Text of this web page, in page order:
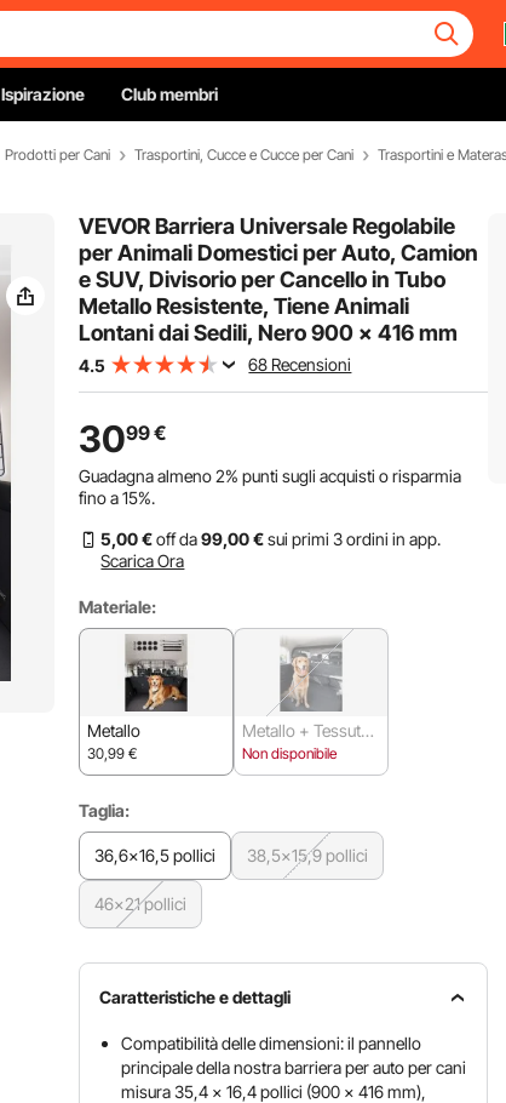
Ispirazione Club membri
Prodotti per Cani Trasportini, Cucce e Cucce per Cani
VEVOR Barriera Universale Regolabile
per Animali Domestici per Auto, Camion
e SUV, Divisorio per Cancello in Tubo
Metallo Resistente, Tiene Animali
Lontani dai Sedili, Nero 900 x 416 mm
4.5 68 Recensioni
3099€
Guadagna almeno2% punti sugli acquisti o risparmia
fino a15%.
5,00 €off da99,00 €sui primi 3 ordini in app.
Scarica Ora
Materiale:
Metallo
30,99 €
Metallo + Tessuto I
ntrecciato
Non disponibile
Taglia:
36,6x16,5 pollici 38,5x15,9 pollici
46x21 pollici
Caratteristiche e dettagli
Compatibilità delle dimensioni: il pannello
principale della nostra barriera per auto per cani
misura 35,4 x 16,4 pollici (900 x 416 mm),